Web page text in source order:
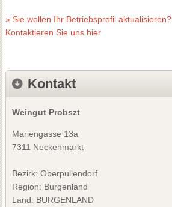
» Sie wollen Ihr Betriebsprofil aktualisieren?
Kontaktieren Sie uns hier
Kontakt
Weingut Probszt
Mariengasse 13a
7311 Neckenmarkt
Bezirk: Oberpullendorf
Region: Burgenland
Land: BURGENLAND